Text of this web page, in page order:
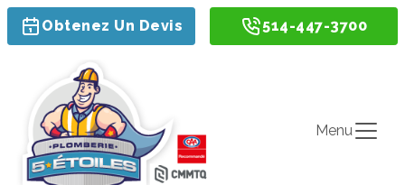
Obtenez Un Devis 514-447-3700
Menu